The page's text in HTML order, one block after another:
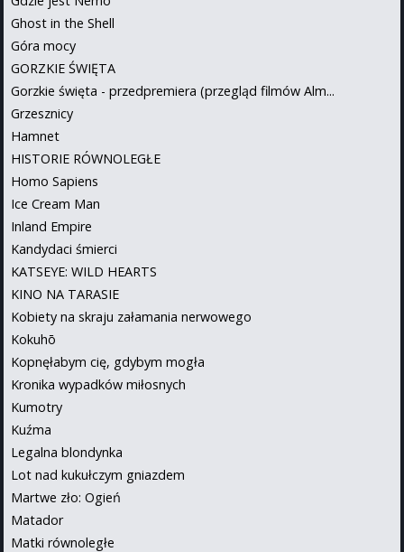
Ghost in the Shell
Góra mocy
GORZKIE ŚWIĘTA
Gorzkie święta - przedpremiera (przegląd filmów Alm...
Grzesznicy
Hamnet
HISTORIE RÓWNOLEGŁE
Homo Sapiens
Ice Cream Man
Inland Empire
Kandydaci śmierci
KATSEYE: WILD HEARTS
KINO NA TARASIE
Kobiety na skraju załamania nerwowego
Kokuhō
Kopnęłabym cię, gdybym mogła
Kronika wypadków miłosnych
Kumotry
Kuźma
Legalna blondynka
Lot nad kukułczym gniazdem
Martwe zło: Ogień
Matador
Matki równoległe